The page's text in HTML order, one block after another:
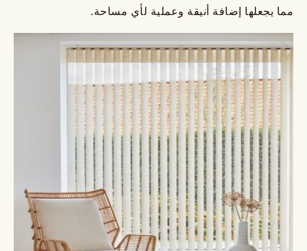
مما يجعلها إضافة أنيقة وعملية لأي مساحة.